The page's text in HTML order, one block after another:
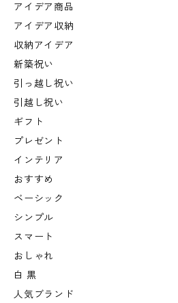
アイデア商品
アイデア収納
収納アイデア
新築祝い
引っ越し祝い
引越し祝い
ギフト
プレゼント
インテリア
おすすめ
ベーシック
シンプル
スマート
おしゃれ
白 黒
人気ブランド